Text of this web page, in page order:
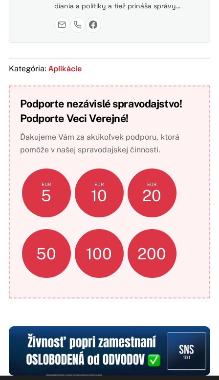
diania a politiky a tiež prináša správy…
Kategória: Aplikácie
Podporte nezávislé spravodajstvo!
Podporte Veci Verejné!
Ďakujeme Vám za akúkoľvek podporu, ktorá
pomôže v našej spravodajskej činnosti.
EUR
5
EUR
10
EUR
20
50 100 200